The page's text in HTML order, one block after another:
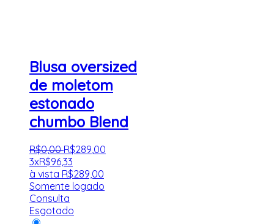
Blusa oversized
de moletom
estonado
chumbo Blend
R$0,00 R$289,00
3xR$96,33
à vista R$289,00
Somente logado
Consulta
Esgotado